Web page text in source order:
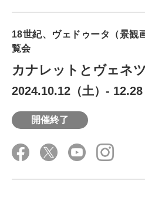
展覧会概要
関連ツール
作者について
音声ガイド
主な作品
関連イベント
18世紀、ヴェドゥータ（景
覧会
カナレットとヴェネ
2024.10.12（土） - 12.28
開催終了